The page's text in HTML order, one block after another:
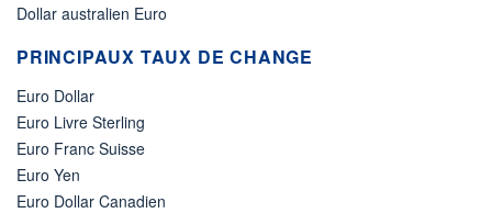
Dollar australien Euro
PRINCIPAUX TAUX DE CHANGE
Euro Dollar
Euro Livre Sterling
Euro Franc Suisse
Euro Yen
Euro Dollar Canadien